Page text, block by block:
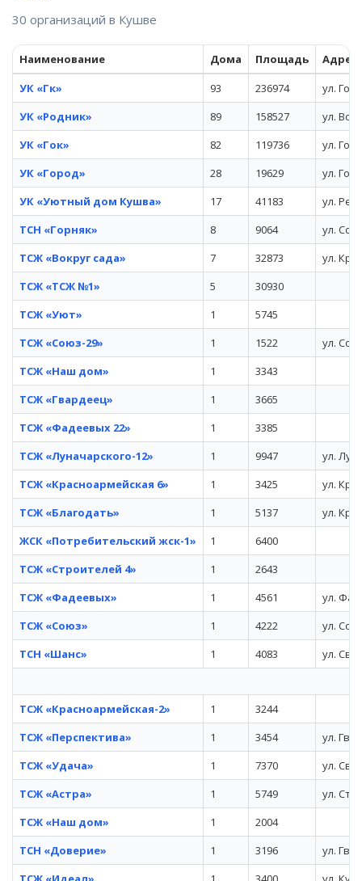
30 организаций в Кушве
Наименование Дома Площадь
Адрес
УК «Гк»
93 236974
ул.
УК «Родник»
89 158527
ул.
УК «Гок»
82 119736
ул.
УК «Город»
28 19629
ул.
УК «Уютный дом Кушва»
17 41183
ул.
ТСН «Горняк»
8 9064
ул.
ТСЖ «Вокруг сада»
7 32873
ул.
ТСЖ «ТСЖ №1»
5
30930
ТСЖ «Уют»
1
5745
ТСЖ «Союз-29»
1 1522
ул.
ТСЖ «Наш дом»
1
3343
ТСЖ «Гвардеец»
1
3665
ТСЖ «Фадеевых 22»
1
3385
ТСЖ «Луначарского-12»
1 9947
ул.
ТСЖ «Красноармейская 6»
1 3425
ул.
ТСЖ «Благодать»
1 5137
ул.
ЖСК «Потребительский жск-1»
1
6400
ТСЖ «Строителей 4»
1
2643
ТСЖ «Фадеевых»
1 4561
ул.
ТСЖ «Союз»
1 4222
ул.
ТСН «Шанс»
1 4083 ул.
ТСЖ «Красноармейская-2» 1
3244
ТСЖ «Перспектива»
1 3454
ул.
ТСЖ «Удача»
1 7370
ул.
ТСЖ «Астра»
1 5749
ул.
ТСЖ «Наш дом»
1
2004
ТСН «Доверие»
1 3196
ул.